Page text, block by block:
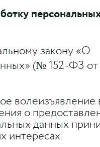
закону «О
(№ 152-ФЗ от
волеизъявление
о
данных
интересах.